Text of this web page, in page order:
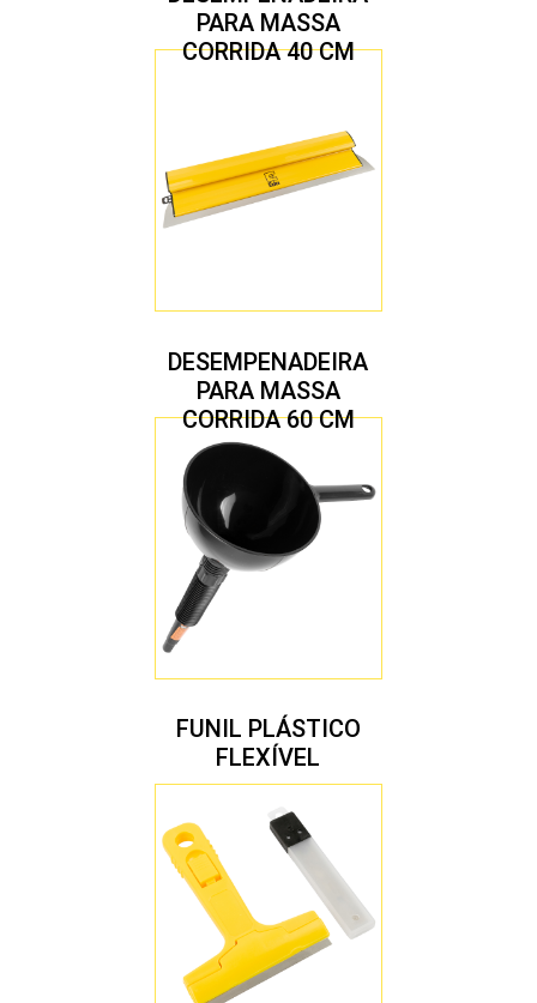
PARA MASSA
CORRIDA 40 CM
DESEMPENADEIRA
PARA MASSA
CORRIDA 60 CM
FUNIL PLÁSTICO
FLEXÍVEL